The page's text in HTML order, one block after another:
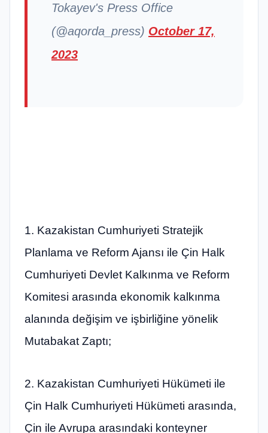
Tokayev's Press Office
(@aqorda_press) October 17,
2023
1. Kazakistan Cumhuriyeti Stratejik
Planlama ve Reform Ajansı ile Çin Halk
Cumhuriyeti Devlet Kalkınma ve Reform
Komitesi arasında ekonomik kalkınma
alanında değişim ve işbirliğine yönelik
Mutabakat Zaptı;
2. Kazakistan Cumhuriyeti Hükümeti ile
Çin Halk Cumhuriyeti Hükümeti arasında,
Çin ile Avrupa arasındaki konteyner